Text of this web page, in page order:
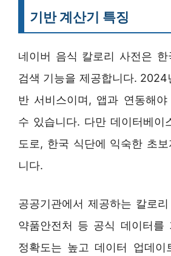
기반 계산기 특징
네이버 음식 칼로리 사전은 한
검색 기능을 제공합니다. 2024
반 서비스이며, 앱과 연동해
수 있습니다. 다만 데이터베이
도로, 한국 식단에 익숙한 초
니다.
공공기관에서 제공하는 칼로
약품안전처 등 공식 데이터를
정확도는 높고 데이터 업데이